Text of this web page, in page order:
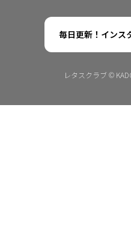
毎日更新！インス
レタスクラブ ©